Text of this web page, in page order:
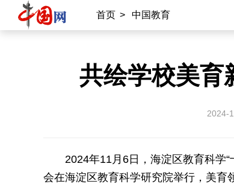
首页 > 中国教育
共绘学校美
2024-
2024年11月6日，海淀区教育科学
会在海淀区教育科学研究院举行，美育